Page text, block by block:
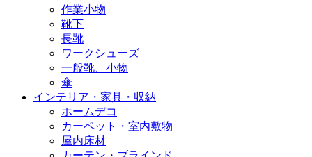
作業小物
靴下
長靴
ワークシューズ
一般靴、小物
傘
インテリア・家具・収納
ホームデコ
カーペット・室内敷物
屋内床材